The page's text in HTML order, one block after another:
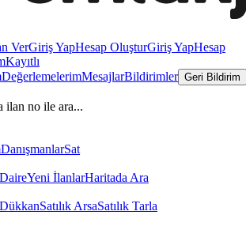
VerGiriş YapHesap OluşturGiriş YapHesap
Kayıtlı
DeğerlemelerimMesajlarBildirimler Geri Bildirim
ilan no ile ara...
DanışmanlarSat
Yeni İlanlarHaritada Ara
DükkanSatılık ArsaSatılık Tarla